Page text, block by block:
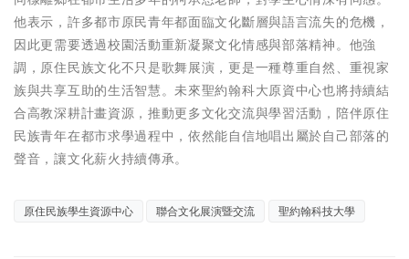
他表示，許多都市原民青年都面臨文化斷層與語言流失的危機，
因此更需要透過校園活動重新凝聚文化情感與部落精神。他強
調，原住民族文化不只是歌舞展演，更是一種尊重自然、重視家
族與共享互助的生活智慧。未來聖約翰科大原資中心也將持續結
合高教深耕計畫資源，推動更多文化交流與學習活動，陪伴原住
民族青年在都市求學過程中，依然能自信地唱出屬於自己部落的
聲音，讓文化薪火持續傳承。
原住民族學生資源中心 聯合文化展演暨交流 聖約翰科技大學